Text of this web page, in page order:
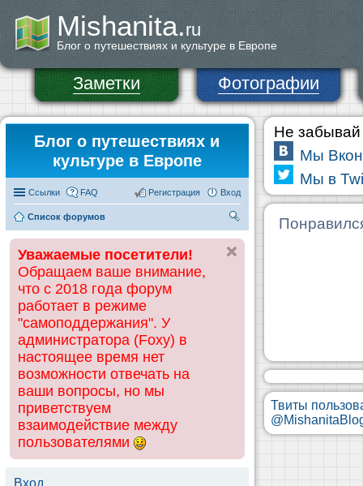
Mishanita.ru
Блог о путешествиях и культуре в Европе
Заметки Фотографии
Блог о путешествиях и
культуре в Европе
Ссылки FAQ Вход
Регистрация
Список форумов
ск
Уважаемые посетители!
Обращаем ваше внимание,
что с 2018 года форум
работает в режиме
"самоподдержания". У
администратора (Foxy) в
настоящее время нет
возможности отвечать на
ваши вопросы, но мы
приветствуем
взаимодействие между
пользователями
Вход
Не забывай
Мы
Мы в
Твиты